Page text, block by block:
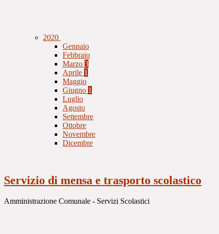
2020
Gennaio
Febbraio
Marzo 3
Aprile 1
Maggio
Giugno 1
Luglio
Agosto
Settembre
Ottobre
Novembre
Dicembre
Servizio di mensa e trasporto scolastico
Amministrazione Comunale - Servizi Scolastici